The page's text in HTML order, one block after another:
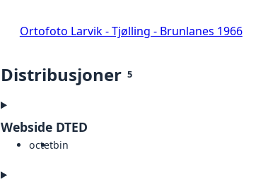
Ortofoto Larvik - Tjølling - Brunlanes 1966
Distribusjoner 5
Webside DTED
octetbin